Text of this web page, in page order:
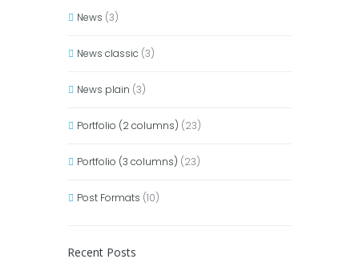
News (3)
News classic (3)
News plain (3)
Portfolio (2 columns) (23)
Portfolio (3 columns) (23)
Post Formats (10)
Recent Posts